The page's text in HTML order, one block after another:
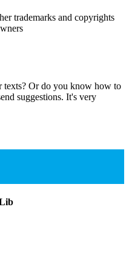
trademarks and copyrights
texts? Or do you know how to
suggestions. It's very